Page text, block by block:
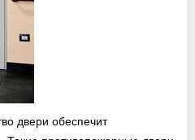
767-19-79
звонок
и вся область!
двери обеспечит